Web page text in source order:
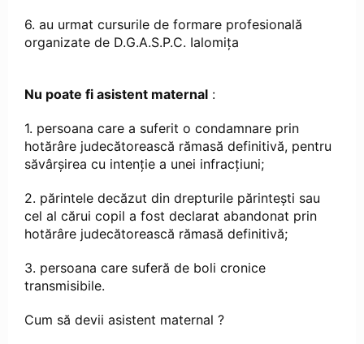
6. au urmat cursurile de formare profesională
organizate de D.G.A.S.P.C. Ialomița
Nu poate fi asistent maternal :
1. persoana care a suferit o condamnare prin
hotărâre judecătorească rămasă definitivă, pentru
săvârşirea cu intenţie a unei infracţiuni;
2. părintele decăzut din drepturile părinteşti sau
cel al cărui copil a fost declarat abandonat prin
hotărâre judecătorească rămasă definitivă;
3. persoana care suferă de boli cronice
transmisibile.
Cum să devii asistent maternal ?